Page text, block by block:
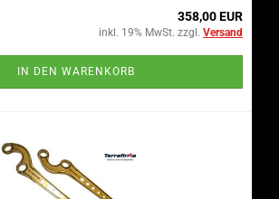
358,00 EUR
inkl. 19% MwSt. zzgl. Versand
IN DEN WARENKORB